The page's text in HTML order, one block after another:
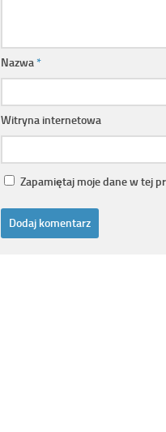
Nazwa*
Witryna internetowa
Zapamiętaj moje dane w tej